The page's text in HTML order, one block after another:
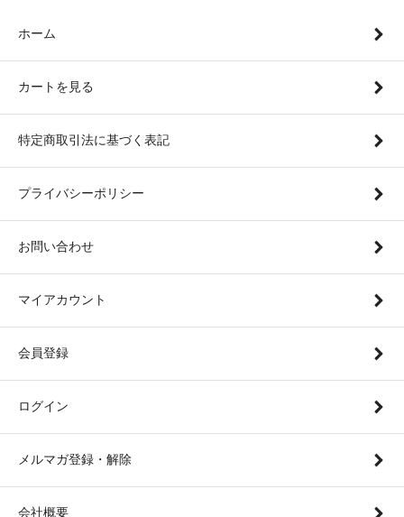
ホーム
カートを見る
特定商取引法に基づく表記
プライバシーポリシー
お問い合わせ
マイアカウント
会員登録
ログイン
メルマガ登録・解除
会社概要